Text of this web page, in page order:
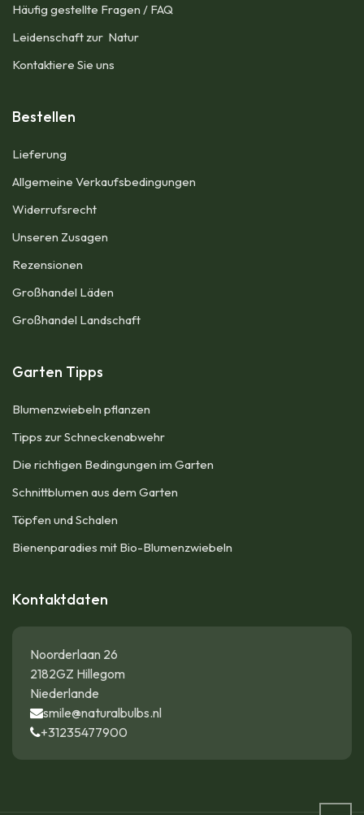
Häufig gestellte Fragen / FAQ
Leidenschaft zur Natur
Kontaktiere Sie uns
Bestellen
Lieferung
Allgemeine Verkaufsbedingungen​
Widerrufsrecht
Unseren Zusagen
Rezensionen​
Großhandel Läden
Großhandel Landschaft
Garten Tipps
Blumenzwiebeln pflanzen
Tipps zur Schneckenabwehr
Die richtigen Bedingungen im Garten
Schnittblumen aus dem Garten
Töpfen und Schalen
Bienenparadies mit Bio-Blumenzwiebeln
Kontaktdaten
Noorderlaan 26
2182GZ Hillegom
Niederlande
smile@naturalbulbs.nl
+31235477900